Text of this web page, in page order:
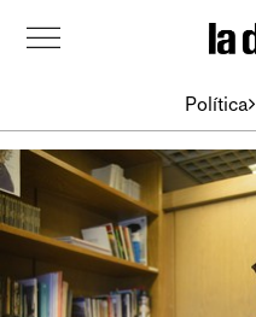
Política